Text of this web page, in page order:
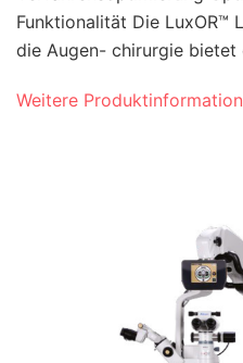
Funktionalität Die LuxOR™
die Augen- chirurgie bietet
Weitere